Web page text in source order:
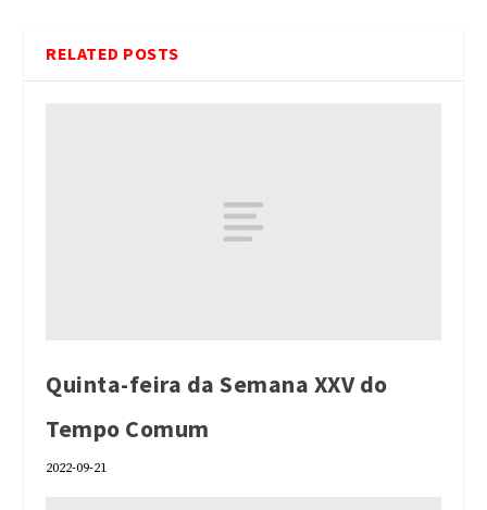
RELATED POSTS
Quinta-feira da Semana XXV do
Tempo Comum
2022-09-21